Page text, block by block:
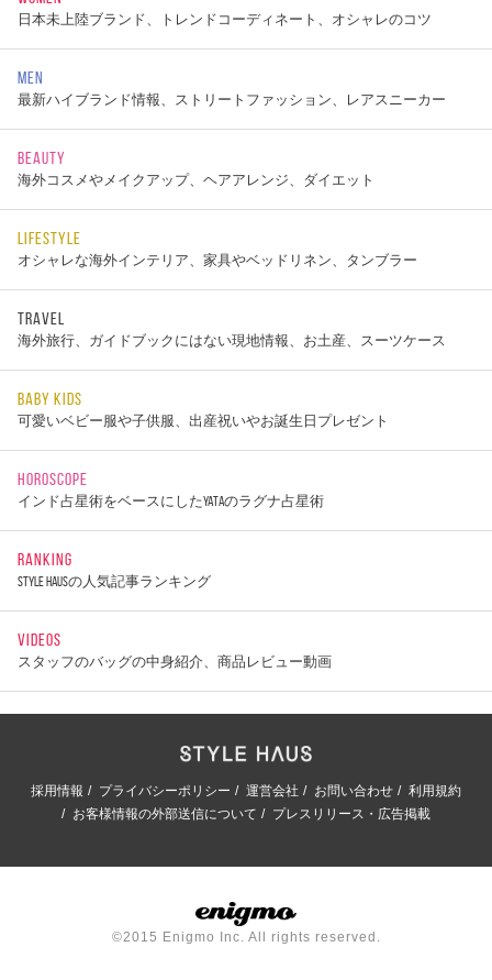
日本未上陸ブランド、トレンドコーディネート、オシャレのコツ
MEN
最新ハイブランド情報、ストリートファッション、レアスニーカー
BEAUTY
海外コスメやメイクアップ、ヘアアレンジ、ダイエット
LIFESTYLE
オシャレな海外インテリア、家具やベッドリネン、タンブラー
TRAVEL
海外旅行、ガイドブックにはない現地情報、お土産、スーツケース
BABY KIDS
可愛いベビー服や子供服、出産祝いやお誕生日プレゼント
HOROSCOPE
インド占星術をベースにしたYATAのラグナ占星術
RANKING
STYLE HAUSの人気記事ランキング
VIDEOS
スタッフのバッグの中身紹介、商品レビュー動画
採用情報 プライバシーポリシー 運営会社 お問い合わせ
利用規約
お客様情報の外部送信について
プレスリリース・広告掲載
©2015 Enigmo Inc. All rights reserved.